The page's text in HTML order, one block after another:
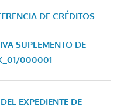
DE CRÉDITOS
SUPLEMENTO DE
000001
EXPEDIENTE DE